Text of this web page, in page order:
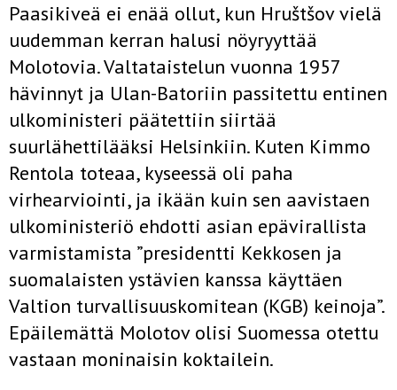
Paasikiveä ei enää ollut, kun Hruštšov vielä
uudemman kerran halusi nöyryyttää
Molotovia. Valtataistelun vuonna 1957
hävinnyt ja Ulan-Batoriin passitettu entinen
ulkoministeri päätettiin siirtää
suurlähettilääksi Helsinkiin. Kuten Kimmo
Rentola toteaa, kyseessä oli paha
virhearviointi, ja ikään kuin sen aavistaen
ulkoministeriö ehdotti asian epävirallista
varmistamista ”presidentti Kekkosen ja
suomalaisten ystävien kanssa käyttäen
Valtion turvallisuuskomitean (KGB) keinoja”.
Epäilemättä Molotov olisi Suomessa otettu
vastaan moninaisin koktailein.